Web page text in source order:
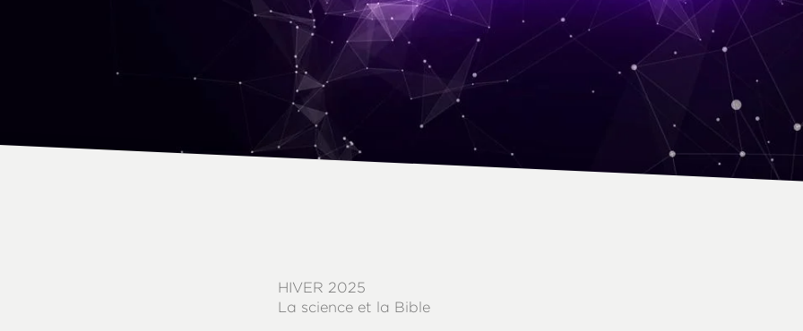
HIVER 2025
La science et la Bible